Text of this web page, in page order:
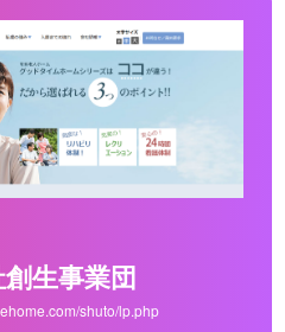
生事業団
shuto/lp.php